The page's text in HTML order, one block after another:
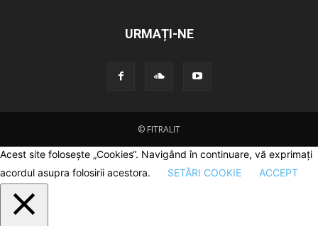
URMAȚI-NE
© FITRALIT
Acest site folosește „Cookies“. Navigând în continuare, vă exprimați
acordul asupra folosirii acestora.
SETĂRI COOKIE ACCEPT